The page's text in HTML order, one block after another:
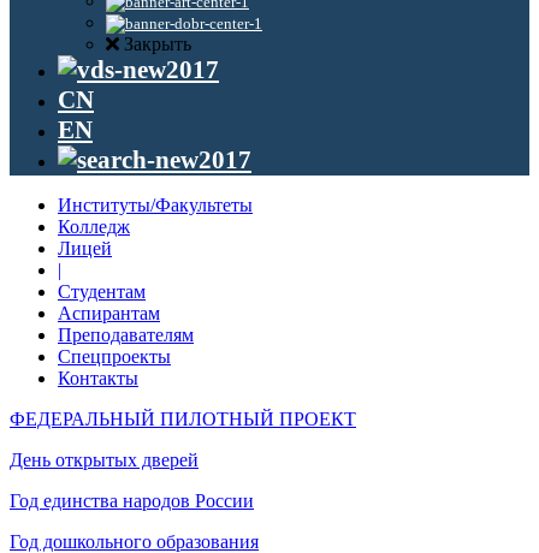
Закрыть
CN
EN
Институты/Факультеты
Колледж
Лицей
|
Студентам
Аспирантам
Преподавателям
Спецпроекты
Контакты
ФЕДЕРАЛЬНЫЙ ПИЛОТНЫЙ ПРОЕКТ
День открытых дверей
Год единства народов России
Год дошкольного образования